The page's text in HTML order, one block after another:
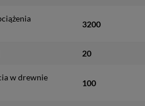
3200
20
w drewnie
100